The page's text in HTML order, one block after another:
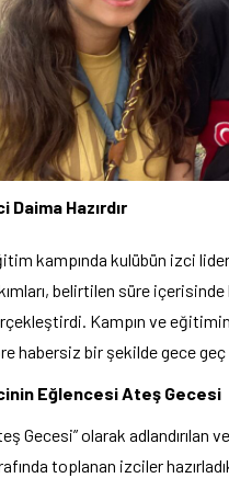
Daima Hazırdır
kampında kulübün izci
belirtilen süre
Kampın ve eğitimin
habersiz bir şekilde gece geç
Eğlencesi Ateş Gecesi
Gecesi” olarak
toplanan izciler